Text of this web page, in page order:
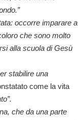
occorre imparare a
che sono molto
alla scuola di Gesù
stabilire una
come la vita
che da una parte